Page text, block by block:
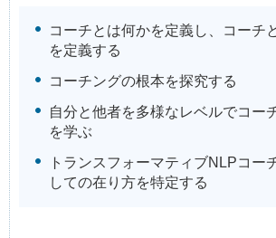
コーチとは何かを定義し、コーチ
を定義する
コーチングの根本を探究する
自分と他者を多様なレベルでコー
を学ぶ
トランスフォーマティブNLPコー
しての在り方を特定する